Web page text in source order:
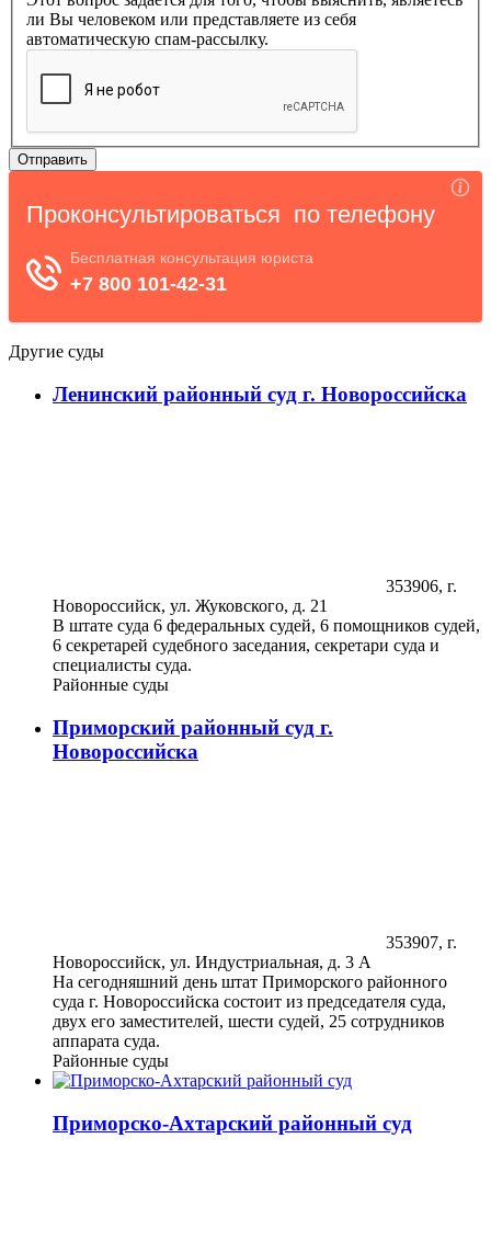
ли Вы человеком или представляете из себя
автоматическую спам-рассылку.
Другие суды
Ленинский районный суд г. Новороссийска
353906, г.
Новороссийск, ул. Жуковского, д. 21
В штате суда 6 федеральных судей, 6 помощников судей,
6 секретарей судебного заседания, секретари суда и
специалисты суда.
Районные суды
Приморский районный суд г.
Новороссийска
353907, г.
Новороссийск, ул. Индустриальная, д. 3 А
На сегодняшний день штат Приморского районного
суда г. Новороссийска состоит из председателя суда,
двух его заместителей, шести судей, 25 сотрудников
аппарата суда.
Районные суды
Приморско-Ахтарский районный суд